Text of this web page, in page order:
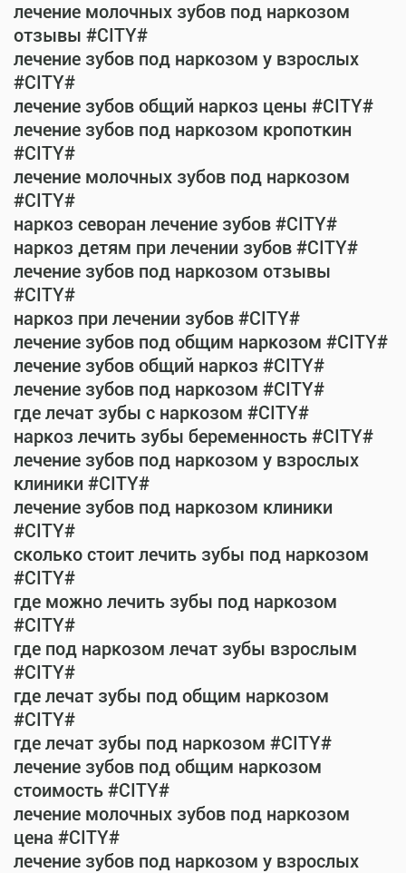
лечение молочных зубов под наркозом
отзывы #CITY#
лечение зубов под наркозом у взрослых
#CITY#
лечение зубов общий наркоз цены #CITY#
лечение зубов под наркозом кропоткин
#CITY#
лечение молочных зубов под наркозом
#CITY#
наркоз севоран лечение зубов #CITY#
наркоз детям при лечении зубов #CITY#
лечение зубов под наркозом отзывы
#CITY#
наркоз при лечении зубов #CITY#
лечение зубов под общим наркозом #CITY#
лечение зубов общий наркоз #CITY#
лечение зубов под наркозом #CITY#
где лечат зубы с наркозом #CITY#
наркоз лечить зубы беременность #CITY#
лечение зубов под наркозом у взрослых
клиники #CITY#
лечение зубов под наркозом клиники
#CITY#
сколько стоит лечить зубы под наркозом
#CITY#
где можно лечить зубы под наркозом
#CITY#
где под наркозом лечат зубы взрослым
#CITY#
где лечат зубы под общим наркозом
#CITY#
где лечат зубы под наркозом #CITY#
лечение зубов под общим наркозом
стоимость #CITY#
лечение молочных зубов под наркозом
цена #CITY#
лечение зубов под наркозом у взрослых